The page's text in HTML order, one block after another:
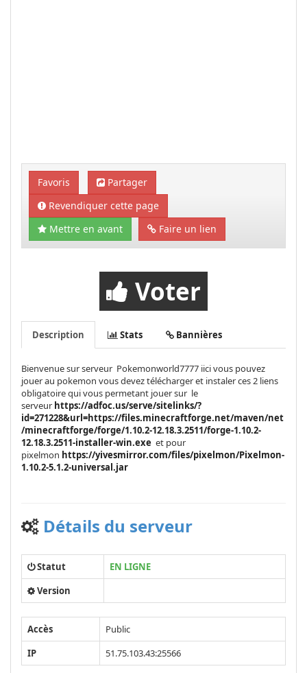
Favoris
Partager
Revendiquer cette page
Mettre en avant
Faire un lien
Voter
Description Stats Bannières
Bienvenue sur serveur Pokemonworld7777 iici vous pouvez
jouer au pokemon vous devez télécharger et instaler ces 2 liens
obligatoire qui vous permetant jouer sur le
serveur https://adfoc.us/serve/sitelinks/?
id=271228&url=https://files.minecraftforge.net/maven/net
/minecraftforge/forge/1.10.2-12.18.3.2511/forge-1.10.2-
12.18.3.2511-installer-win.exe et pour
pixelmon https://yivesmirror.com/files/pixelmon/Pixelmon-
1.10.2-5.1.2-universal.jar
Détails du serveur
Statut
EN LIGNE
Version
Accès
Public
IP
51.75.103.43:25566